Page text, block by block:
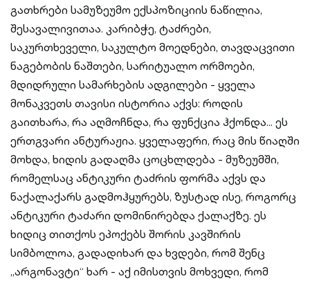
გათხრები სამუზეუმო ექსპოზიციის ნაწილია,
შესავალივითაა. კარიბჭე, ტაძრები,
საკურთხეველი, საკულტო მოედნები, თავდაცვითი
ნაგებობის ნაშთები, სარიტუალო ორმოები,
მდიდრული სამარხების ადგილები - ყველა
მონაკვეთს თავისი ისტორია აქვს: როდის
გაითხარა, რა აღმოჩნდა, რა ფუნქცია ჰქონდა... ეს
ერთგვარი ანტურაჟია. ყველაფერი, რაც მის წიაღში
მოხდა, ხიდის გადაღმა ცოცხლდება - მუზეუმში,
რომელსაც ანტიკური ტაძრის ფორმა აქვს და
ნაქალაქარს გადმოჰყურებს, ზუსტად ისე, როგორც
ანტიკური ტაძარი დომინირებდა ქალაქზე. ეს
ხიდიც თითქოს ეპოქებს შორის კავშირის
სიმბოლოა, გადადიხარ და ხვდები, რომ შენც
„არგონავტი“ ხარ - აქ იმისთვის მოხვედი, რომ